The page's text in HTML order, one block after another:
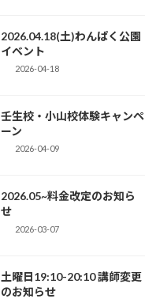
2026.04.18(土)わんぱく公園
イベント
2026-04-18
壬生校・小山校体験キャンペ
ーン
2026-04-09
2026.05~料金改定のお知ら
せ
2026-03-07
土曜日19:10-20:10 講師変更
のお知らせ